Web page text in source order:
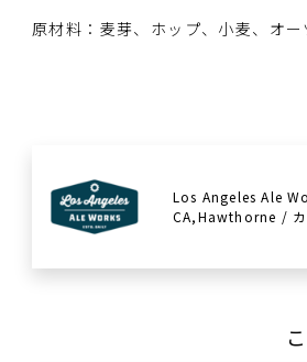
原材料：麦芽、ホップ、小麦、オ
Los Angeles Ale
CA,Hawthorne / カ